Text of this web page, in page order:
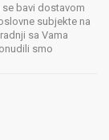
se bavi dostavom
subjekte na
sa Vama
smo